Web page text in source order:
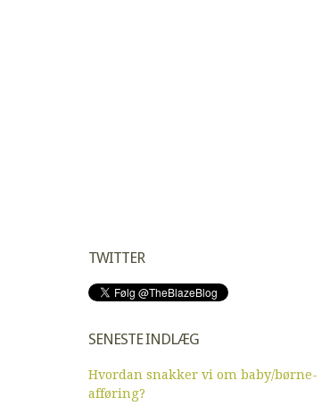
TWITTER
SENESTE INDLÆG
Hvordan snakker vi om baby/børne-
afføring?